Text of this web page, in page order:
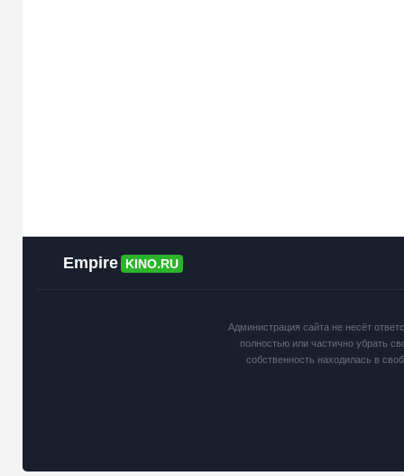
Empire KINO.RU
Администрация сайта не несёт
полностью или частично убрать
собственность находилась в